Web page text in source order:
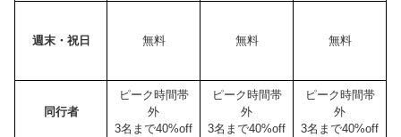
週末・祝日 無料 無料 無料
同行者
ピーク時間帯
外
3名まで40%off
ピーク時間帯
外
3名まで40%off
ピーク時間帯
外
3名まで40%off